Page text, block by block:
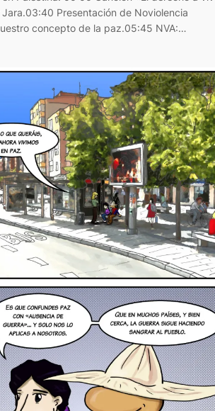
Presentación de Noviolencia
concepto de la paz.05:45 NVA:…